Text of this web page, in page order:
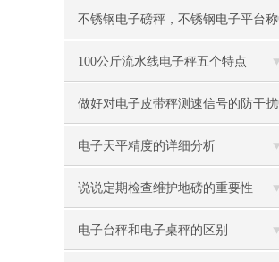
法
不锈钢电子磅秤，不锈钢电子平台称
100公斤流水线电子秤五个特点
做好对电子皮带秤测速信号的防干扰
工作
电子天平精度的详细分析
说说定期检查维护地磅的重要性
电子台秤和电子桌秤的区别